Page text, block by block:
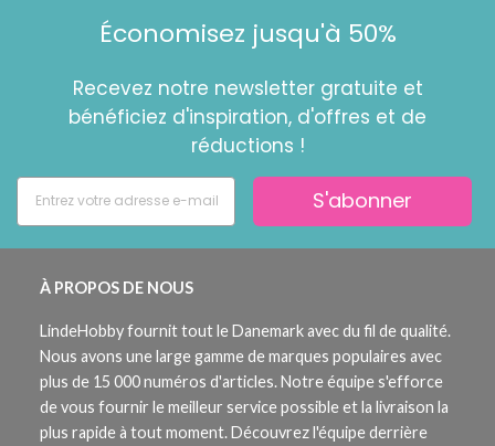
Économisez jusqu'à 50%
Recevez notre newsletter gratuite et
bénéficiez d'inspiration, d'offres et de
réductions !
S'abonner
À PROPOS DE NOUS
LindeHobby fournit tout le Danemark avec du fil de qualité.
Nous avons une large gamme de marques populaires avec
plus de 15 000 numéros d'articles. Notre équipe s'efforce
de vous fournir le meilleur service possible et la livraison la
plus rapide à tout moment. Découvrez l'équipe derrière